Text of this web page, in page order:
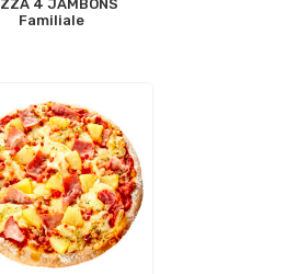
4 JAMBONS
Familiale